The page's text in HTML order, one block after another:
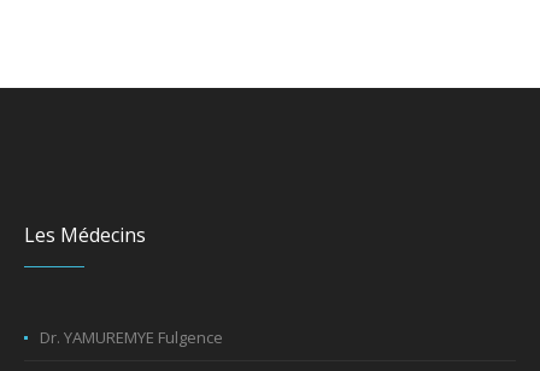
Les Médecins
Dr. YAMUREMYE Fulgence